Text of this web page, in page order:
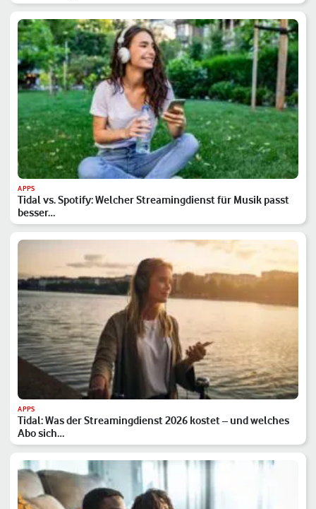
APPS
Tidal vs. Spotify: Welcher Streamingdienst für Musik passt
besser…
APPS
Tidal: Was der Streamingdienst 2026 kostet – und welches
Abo sich…